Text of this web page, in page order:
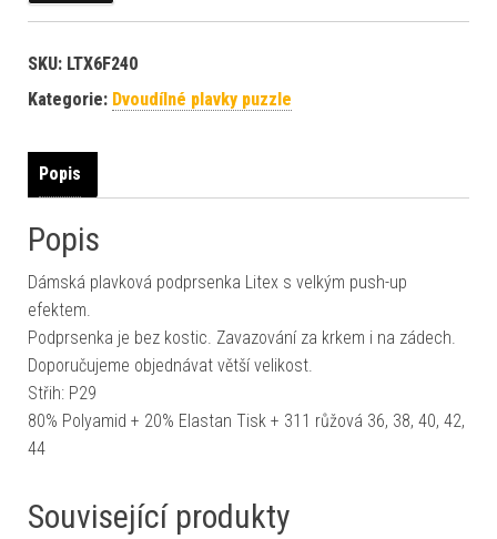
SKU: LTX6F240
Kategorie: Dvoudílné plavky puzzle
Popis
Popis
Dámská plavková podprsenka Litex s velkým push-up
efektem.
Podprsenka je bez kostic. Zavazování za krkem i na zádech.
Doporučujeme objednávat větší velikost.
Střih: P29
80% Polyamid + 20% Elastan Tisk + 311 růžová 36, 38, 40, 42,
44
Související produkty